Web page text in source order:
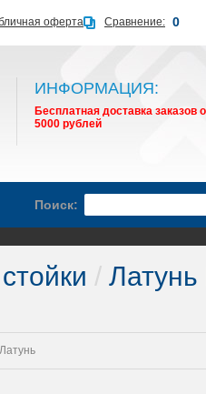
ИНФОРМАЦИЯ:
Бесплатная доставка заказов
5000 рублей
Поиск:
/ Латунь
Латунь
оферта Сравнение: 0